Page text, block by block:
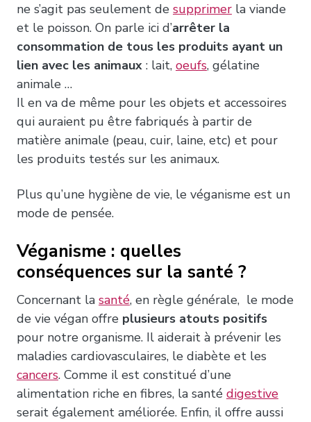
ne s’agit pas seulement de supprimer la viande
et le poisson. On parle ici d’arrêter la
consommation de tous les produits ayant un
lien avec les animaux : lait, oeufs, gélatine
animale …
Il en va de même pour les objets et accessoires
qui auraient pu être fabriqués à partir de
matière animale (peau, cuir, laine, etc) et pour
les produits testés sur les animaux.
Plus qu’une hygiène de vie, le véganisme est un
mode de pensée.
Véganisme : quelles
conséquences sur la santé ?
Concernant la santé, en règle générale, le mode
de vie végan offre plusieurs atouts positifs
pour notre organisme. Il aiderait à prévenir les
maladies cardiovasculaires, le diabète et les
cancers. Comme il est constitué d’une
alimentation riche en fibres, la santé digestive
serait également améliorée. Enfin, il offre aussi